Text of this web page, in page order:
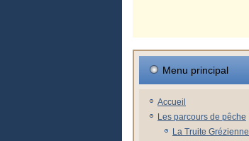
Menu principal
Accueil
Les parcours de pêche
La Truite Grézienne